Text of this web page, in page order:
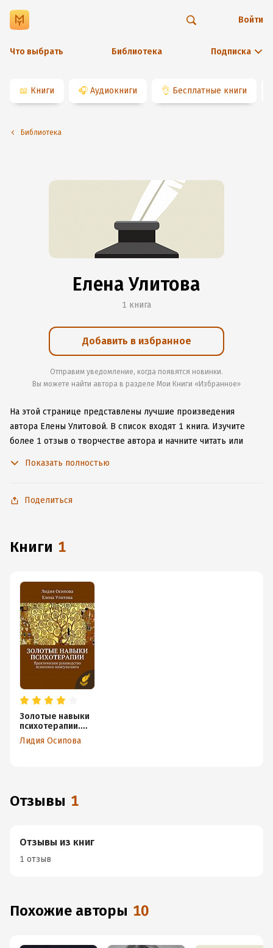
Что выбрать Библиотека Подписка
Войти
📖 Книги 🎧 Аудиокниги 👌 Бесплатные книги
Библиотека
Елена Улитова
1 книга
Добавить в избранное
Отправим уведомление, когда появятся новинки.
Вы можете найти автора в разделе Мои Книги «Избранное»
На этой странице представлены лучшие произведения
автора Елены Улитовой. В список входят 1 книга. Изучите
более 1 отзыв о творчестве автора и начните читать или
без подключения к интернету.
Показать полностью
Поделиться
книги 1
Золотые навыки
психотерапии.
Практическое
руководство
Лидия Осипова
Отзывы 1
Отзывы из книг
1 отзыв
Похожие авторы 10